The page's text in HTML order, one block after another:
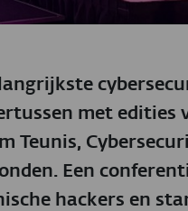
met edities
Teunis,
Een
hackers en